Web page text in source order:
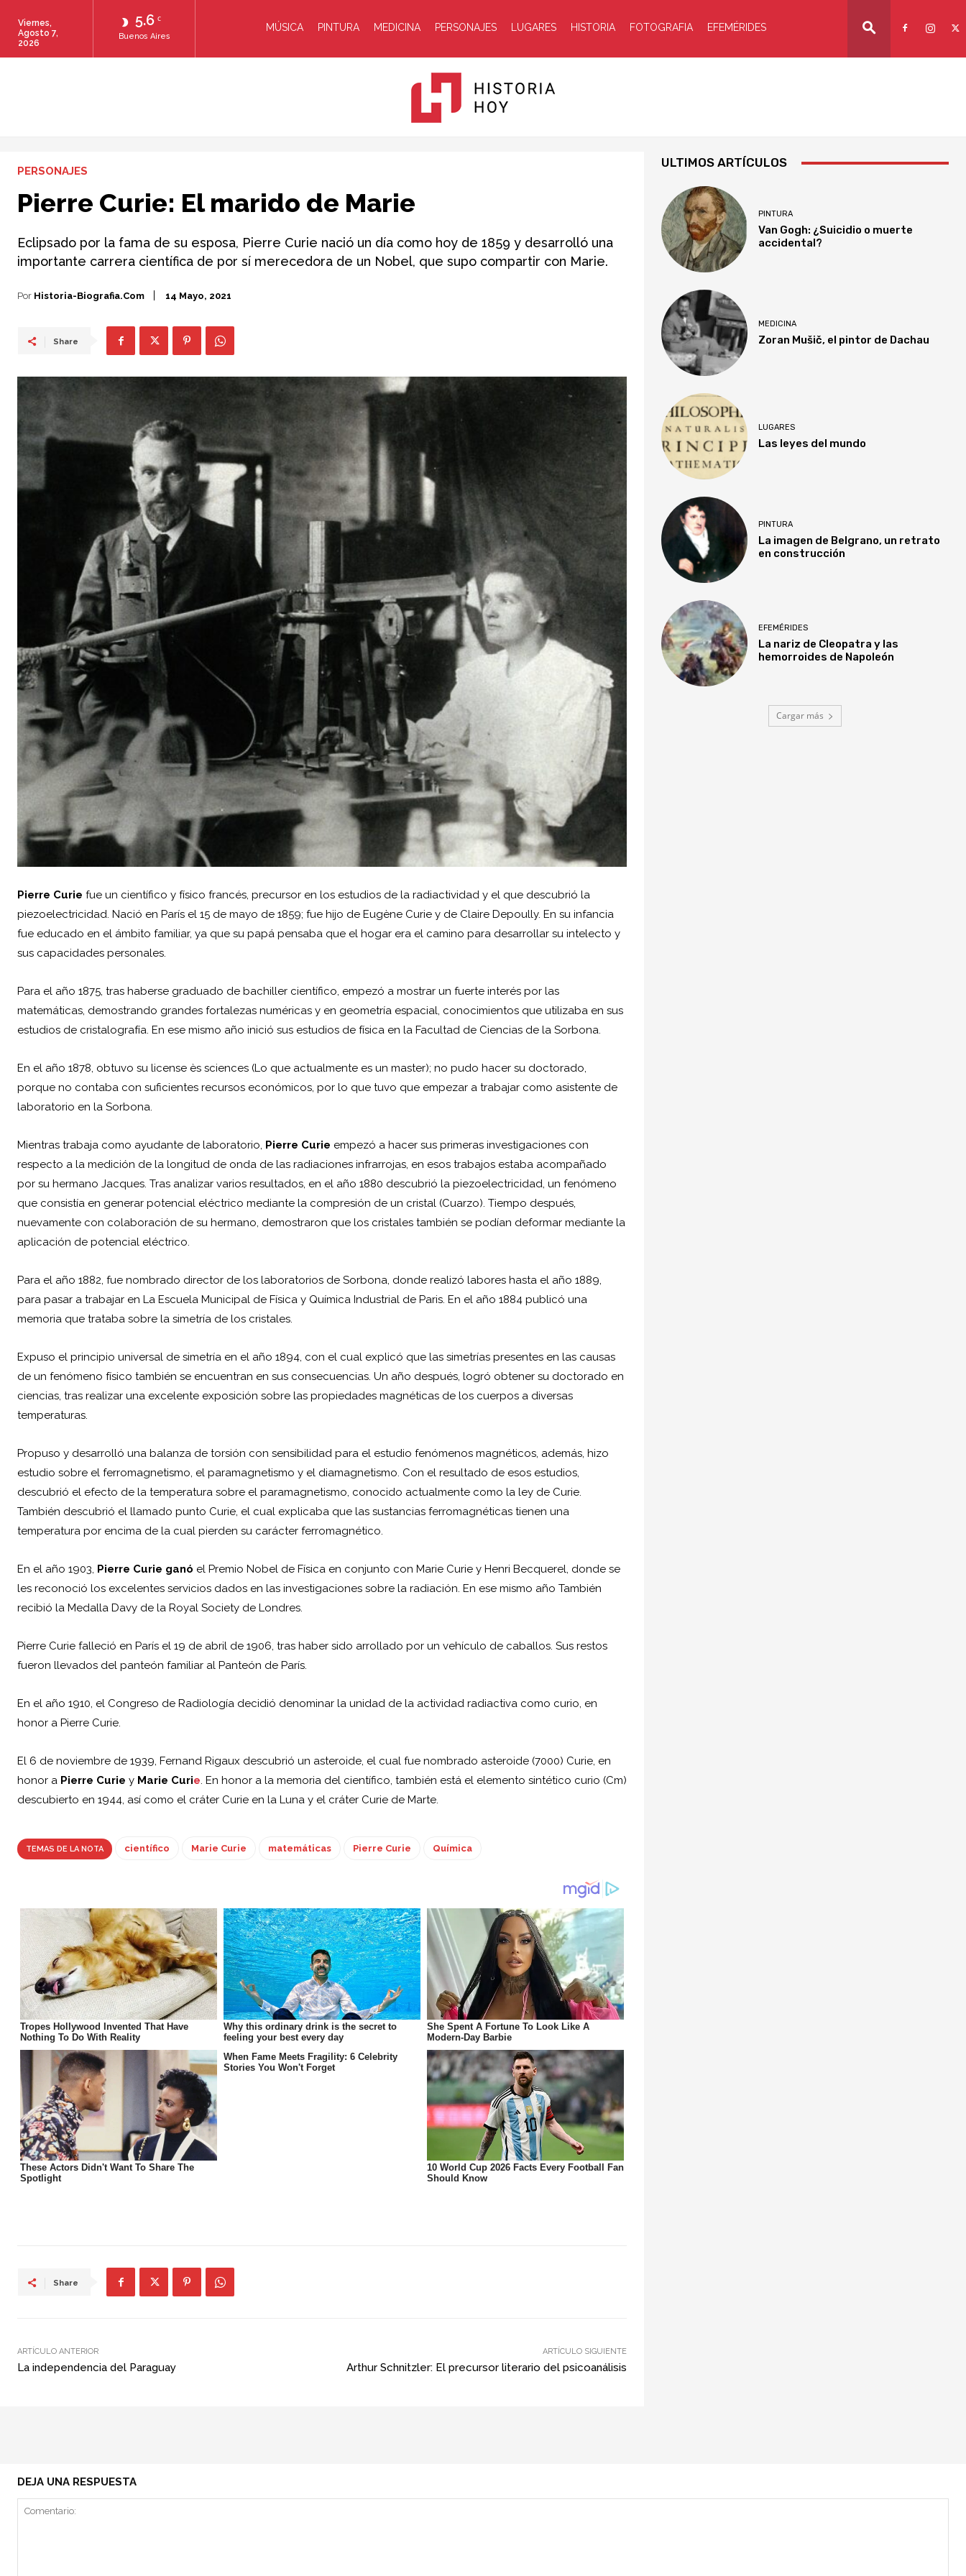
5.6 C
Buenos Aires
Viernes,
Agosto 7,
2026
MÚSICA PINTURA MEDICINA PERSONAJES LUGARES HISTORIA FOTOGRAFIA EFEMÉRIDES
PERSONAJES
Pierre Curie: El marido de Marie
Eclipsado por la fama de su esposa, Pierre Curie nació un día como hoy de 1859 y desarrolló una
importante carrera científica de por sí merecedora de un Nobel, que supo compartir con Marie.
Por Historia-Biografia.com 14 Mayo, 2021
Share
Pierre Curie fue un científico y físico francés, precursor en los estudios de la radiactividad y el que descubrió la
piezoelectricidad. Nació en París el 15 de mayo de 1859; fue hijo de Eugène Curie y de Claire Depoully. En su infancia
fue educado en el ámbito familiar, ya que su papá pensaba que el hogar era el camino para desarrollar su intelecto y
sus capacidades personales.
Para el año 1875, tras haberse graduado de bachiller científico, empezó a mostrar un fuerte interés por las
matemáticas, demostrando grandes fortalezas numéricas y en geometría espacial, conocimientos que utilizaba en sus
estudios de cristalografía. En ese mismo año inició sus estudios de física en la Facultad de Ciencias de la Sorbona.
En el año 1878, obtuvo su license ès sciences (Lo que actualmente es un master); no pudo hacer su doctorado,
porque no contaba con suficientes recursos económicos, por lo que tuvo que empezar a trabajar como asistente de
laboratorio en la Sorbona.
Mientras trabaja como ayudante de laboratorio, Pierre Curie empezó a hacer sus primeras investigaciones con
respecto a la medición de la longitud de onda de las radiaciones infrarrojas, en esos trabajos estaba acompañado
por su hermano Jacques. Tras analizar varios resultados, en el año 1880 descubrió la piezoelectricidad, un fenómeno
que consistía en generar potencial eléctrico mediante la compresión de un cristal (Cuarzo). Tiempo después,
nuevamente con colaboración de su hermano, demostraron que los cristales también se podían deformar mediante la
aplicación de potencial eléctrico.
Para el año 1882, fue nombrado director de los laboratorios de Sorbona, donde realizó labores hasta el año 1889,
para pasar a trabajar en La Escuela Municipal de Física y Química Industrial de Paris. En el año 1884 publicó una
memoria que trataba sobre la simetría de los cristales.
Expuso el principio universal de simetría en el año 1894, con el cual explicó que las simetrías presentes en las causas
de un fenómeno físico también se encuentran en sus consecuencias. Un año después, logró obtener su doctorado en
ciencias, tras realizar una excelente exposición sobre las propiedades magnéticas de los cuerpos a diversas
temperaturas.
Propuso y desarrolló una balanza de torsión con sensibilidad para el estudio fenómenos magnéticos, además, hizo
estudio sobre el ferromagnetismo, el paramagnetismo y el diamagnetismo. Con el resultado de esos estudios,
descubrió el efecto de la temperatura sobre el paramagnetismo, conocido actualmente como la ley de Curie.
También descubrió el llamado punto Curie, el cual explicaba que las sustancias ferromagnéticas tienen una
temperatura por encima de la cual pierden su carácter ferromagnético.
En el año 1903, Pierre Curie ganó el Premio Nobel de Física en conjunto con Marie Curie y Henri Becquerel, donde se
les reconoció los excelentes servicios dados en las investigaciones sobre la radiación. En ese mismo año También
recibió la Medalla Davy de la Royal Society de Londres.
Pierre Curie falleció en París el 19 de abril de 1906, tras haber sido arrollado por un vehículo de caballos. Sus restos
fueron llevados del panteón familiar al Panteón de París.
En el año 1910, el Congreso de Radiología decidió denominar la unidad de la actividad radiactiva como curio, en
honor a Pierre Curie.
El 6 de noviembre de 1939, Fernand Rigaux descubrió un asteroide, el cual fue nombrado asteroide (7000) Curie, en
honor a Pierre Curie y Marie Curie. En honor a la memoria del científico, también está el elemento sintético curio (Cm)
descubierto en 1944, así como el cráter Curie en la Luna y el cráter Curie de Marte.
TEMAS DE LA NOTA científico Marie Curie matemáticas Pierre Curie Química
Share
ARTÍCULO ANTERIOR
La independencia del Paraguay
ARTÍCULO SIGUIENTE
Arthur Schnitzler: El precursor literario del psicoanálisis
ULTIMOS ARTÍCULOS
PINTURA
Van Gogh: ¿Suicidio o muerte
accidental?
MEDICINA
Zoran Mušič, el pintor de Dachau
LUGARES
Las leyes del mundo
PINTURA
La imagen de Belgrano, un retrato
en construcción
EFEMÉRIDES
La nariz de Cleopatra y las
hemorroides de Napoleón
Cargar más
DEJA UNA RESPUESTA